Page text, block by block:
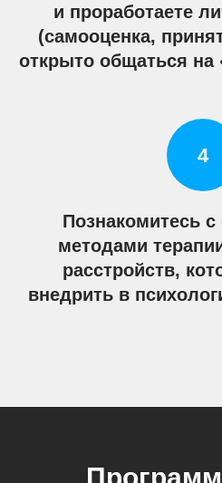
и проработаете
(самооценка,
открыто общаться
Познакомитесь
методами
расстройств,
внедрить в